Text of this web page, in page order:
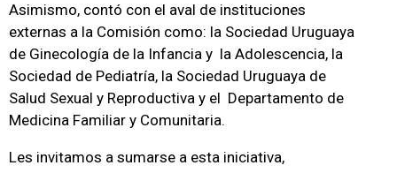
Asimismo, contó con el aval de instituciones
externas a la Comisión como: la Sociedad Uruguaya
de Ginecología de la Infancia y la Adolescencia, la
Sociedad de Pediatría, la Sociedad Uruguaya de
Salud Sexual y Reproductiva y el Departamento de
Medicina Familiar y Comunitaria.
Les invitamos a sumarse a esta iniciativa,